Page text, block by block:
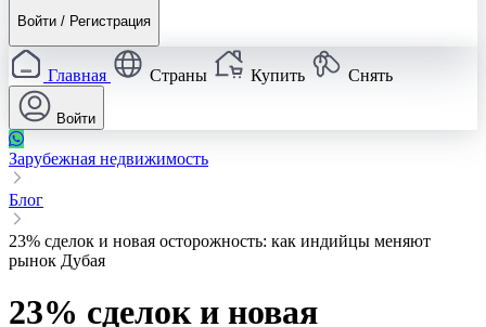
Войти / Регистрация
Главная Страны Купить Снять
Войти
Зарубежная недвижимость
Блог
23% сделок и новая осторожность: как индийцы меняют
рынок Дубая
23% сделок и новая